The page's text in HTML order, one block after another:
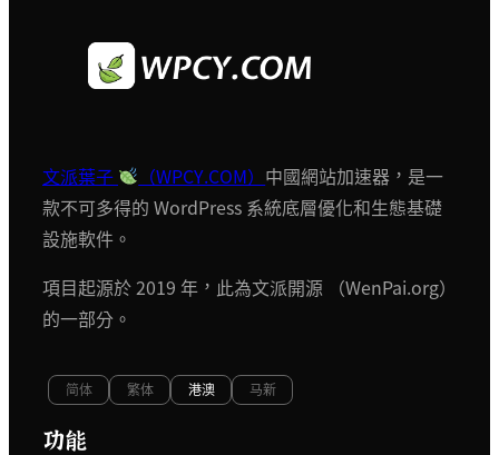
文派葉子 （WPCY.COM） 中國網站加速器，是一
款不可多得的 WordPress 系統底層優化和生態基礎
設施軟件。
項目起源於 2019 年，此為文派開源 （WenPai.org）
的一部分。
简体 繁体 港澳 马新
功能